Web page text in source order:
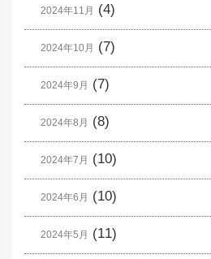
2024年11月 (4)
2024年10月 (7)
2024年9月 (7)
2024年8月 (8)
2024年7月 (10)
2024年6月 (10)
2024年5月 (11)